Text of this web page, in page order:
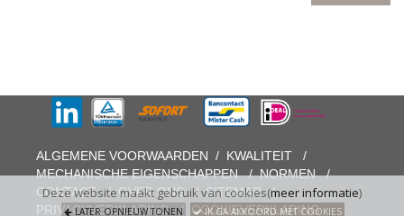
Deze website maakt gebruik van cookies(meer informatie)
LATER OPNIEUW TONEN IK GA AKKOORD MET COOKIES
ALGEMENE VOORWAARDEN / KWALITEIT
/
MECHANISCHE EIGENSCHAPPEN/NORMEN/
CONTACT/OVER ONS/SITEMAP/
PRIVACYVERKLARING/ COOKIEVERKLARING